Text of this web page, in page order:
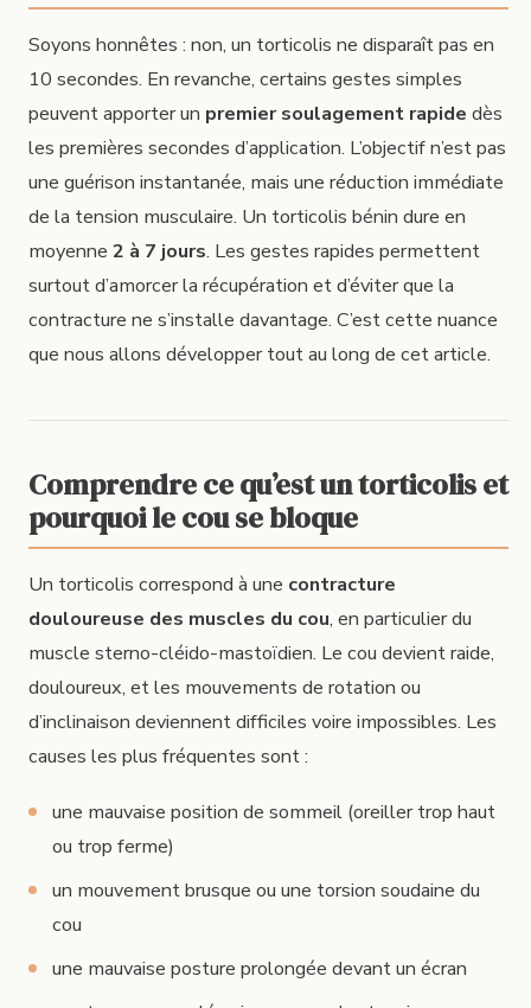
Soyons honnêtes : non, un torticolis ne disparaît pas en
10 secondes. En revanche, certains gestes simples
peuvent apporter un premier soulagement rapide dès
les premières secondes d’application. L’objectif n’est pas
une guérison instantanée, mais une réduction immédiate
de la tension musculaire. Un torticolis bénin dure en
moyenne 2 à 7 jours. Les gestes rapides permettent
surtout d’amorcer la récupération et d’éviter que la
contracture ne s’installe davantage. C’est cette nuance
que nous allons développer tout au long de cet article.
Comprendre ce qu’est un torticolis et
pourquoi le cou se bloque
Un torticolis correspond à une contracture
douloureuse des muscles du cou, en particulier du
muscle sterno-cléido-mastoïdien. Le cou devient raide,
douloureux, et les mouvements de rotation ou
d’inclinaison deviennent difficiles voire impossibles. Les
causes les plus fréquentes sont :
une mauvaise position de sommeil (oreiller trop haut
ou trop ferme)
un mouvement brusque ou une torsion soudaine du
cou
une mauvaise posture prolongée devant un écran